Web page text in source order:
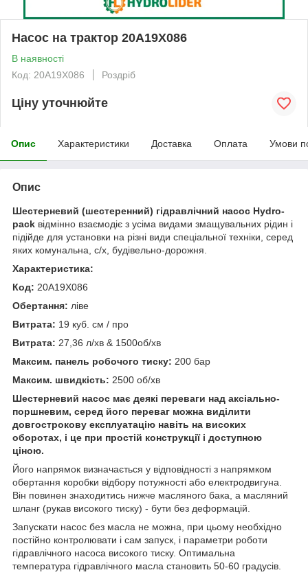
Насос на трактор 20A19X086
В наявності
Код: 20A19X086
Роздріб
Ціну уточнюйте
Опис Характеристики Доставка Оплата Умови
Опис
Шестерневий (шестеренний) гідравлічний насос Hydro-
pack відмінно взаємодіє з усіма видами змащувальних рідин і
підійде для установки на різні види спеціальної техніки, серед
яких комунальна, с/х, будівельно-дорожня.
Характеристика:
Код: 20A19X086
Обертання: ліве
Витрата: 19 куб. см / про
Витрата: 27,36 л/хв & 1500об/хв
Максим. панель робочого тиску: 200 бар
Максим. швидкість: 2500 об/хв
Шестерневий насос має деякі переваги над аксіально-
поршневим, серед його переваг можна виділити
довгострокову експлуатацію навіть на високих
оборотах, і це при простій конструкції і доступною
ціною.
Його напрямок визначається у відповідності з напрямком
обертання коробки відбору потужності або електродвигуна.
Він повинен знаходитись нижче масляного бака, а масляний
шланг (рукав високого тиску) - бути без деформацій.
Запускати насос без масла не можна, при цьому необхідно
постійно контролювати і сам запуск, і параметри роботи
гідравлічного насоса високого тиску. Оптимальна
температура гідравлічного масла становить 50-60 градусів.